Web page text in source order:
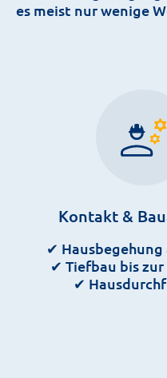
es meist nur wenige
Kontakt &
✔
✔ Tiefbau bis zur
✔